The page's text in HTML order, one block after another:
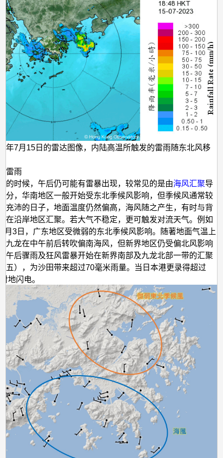
年7月15日的雷达图像，内陆高温所触发的雷雨随东北风移
雷雨
的时候，午后仍可能有雷暴出现，较常见的是由海风汇聚导
分，华南地区一般开始受东北季候风影响，但季候风通常较
充沛的日子，地面温度仍然偏高，海风随之产生，有时与背
在沿岸地区汇聚。若大气不稳定，更可触发对流天气。例如
月3日，广东地区受微弱的东北季候风影响。随著地面气温上
九龙在中午前后转吹偏南海风，但新界地区仍受偏北风影响
午后骤雨及狂风雷暴开始在新界南部及九龙北部一带的汇聚
五），为沙田带来超过70毫米雨量。当日本港更录得超过
地闪电。